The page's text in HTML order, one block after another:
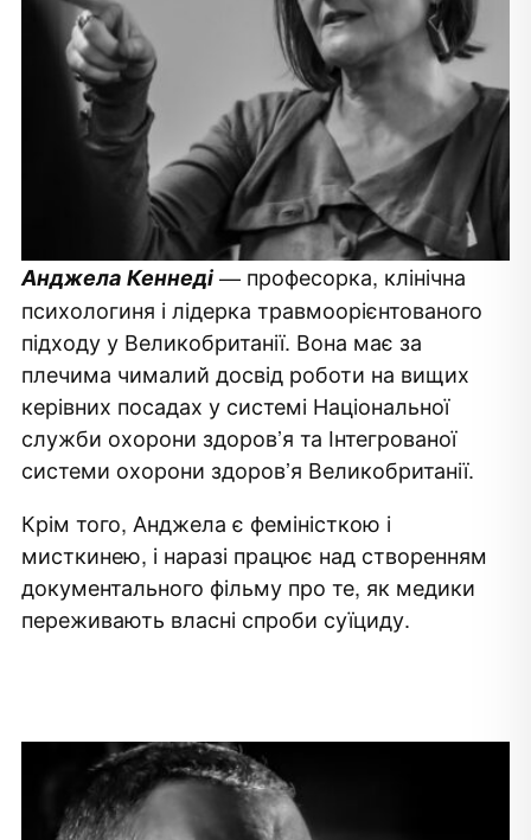
Анджела Кеннеді— професорка, клінічна
психологиня і лідерка травмоорієнтованого
підходу у Великобританії. Вона має за
плечима чималий досвід роботи на вищих
керівних посадах у системі Національної
служби охорони здоров’я та Інтегрованої
системи охорони здоров’я Великобританії.
Крім того, Анджела є феміністкою і
мисткинею, і наразі працює над створенням
документального фільму про те, як медики
переживають власні спроби суїциду.